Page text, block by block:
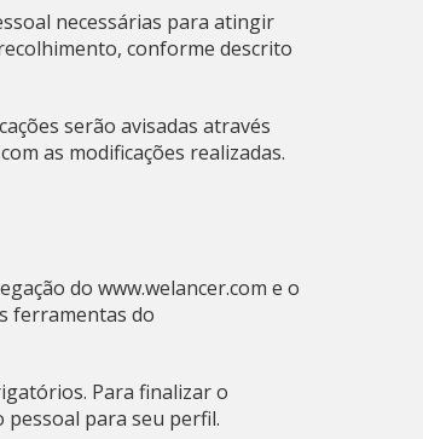
necessárias para atingir
conforme descrito
serão avisadas através
as modificações realizadas.
do www.welancer.com e o
ferramentas do
Para finalizar o
para seu perfil.